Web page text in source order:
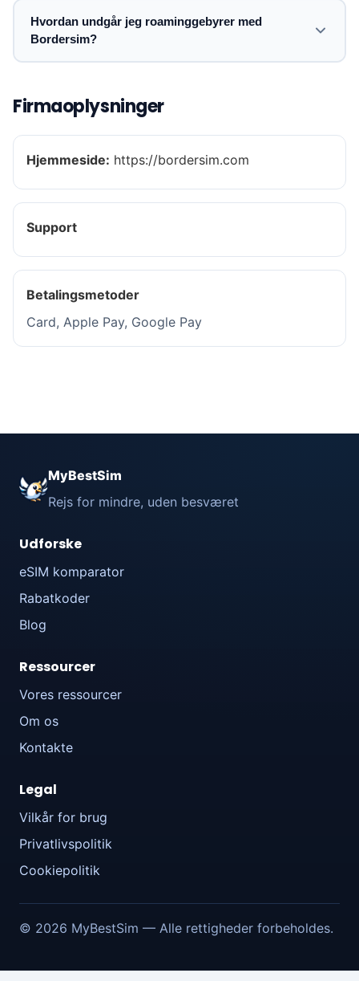
Hvordan undgår jeg roaminggebyrer med
Bordersim?
Firmaoplysninger
Hjemmeside: https://bordersim.com
Support
Betalingsmetoder
Card, Apple Pay, Google Pay
MyBestSim
Rejs for mindre, uden besværet
Udforske
eSIM komparator
Rabatkoder
Blog
Ressourcer
Vores ressourcer
Om os
Kontakte
Legal
Vilkår for brug
Privatlivspolitik
Cookiepolitik
© 2026 MyBestSim — Alle rettigheder forbeholdes.